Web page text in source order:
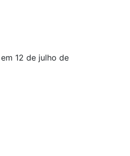
12 de julho de